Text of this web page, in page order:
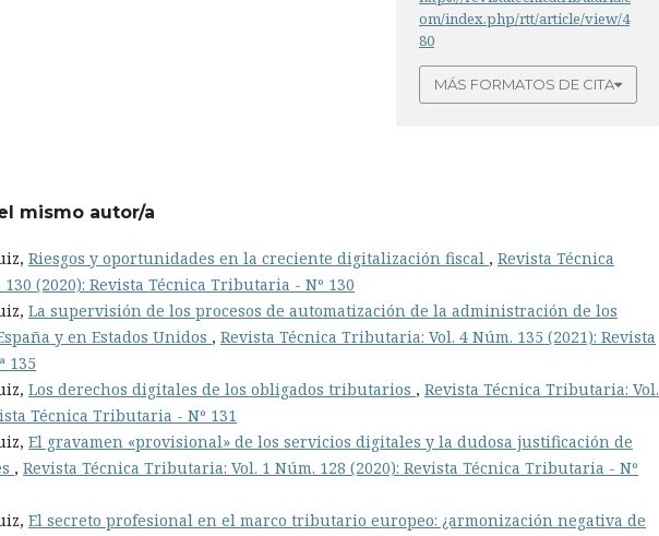
om/index.php/rtt/article/view/4
80
MÁS FORMATOS DE CITA
mismo autor/a
Riesgos y oportunidades en la creciente digitalización fiscal , Revista Técnica
(2020): Revista Técnica Tributaria - Nº 130
La supervisión de los procesos de automatización de la administración de los
y en Estados Unidos , Revista Técnica Tributaria: Vol. 4 Núm. 135 (2021): Revista
135
Los derechos digitales de los obligados tributarios , Revista Técnica Tributaria: Vol.
Técnica Tributaria - Nº 131
El gravamen «provisional» de los servicios digitales y la dudosa justificación de
, Revista Técnica Tributaria: Vol. 1 Núm. 128 (2020): Revista Técnica Tributaria - Nº
El secreto profesional en el marco tributario europeo: ¿armonización negativa de